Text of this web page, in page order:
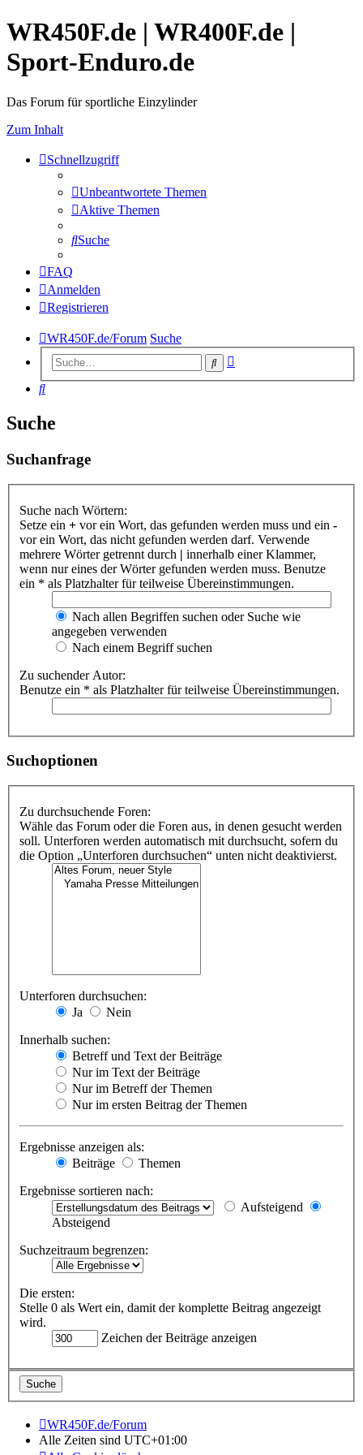
WR450F.de | WR400F.de |
Sport-Enduro.de
Das Forum für sportliche Einzylinder
Zum Inhalt
Schnellzugriff
Unbeantwortete Themen
Aktive Themen
Suche
FAQ
Anmelden
Registrieren
WR450F.de/Forum Suche
Suche
Suche
Suche
Suchanfrage
Suche nach Wörtern:
Setze ein + vor ein Wort, das gefunden werden muss und ein -
vor ein Wort, das nicht gefunden werden darf. Verwende
mehrere Wörter getrennt durch | innerhalb einer Klammer,
wenn nur eines der Wörter gefunden werden muss. Benutze
ein * als Platzhalter für teilweise Übereinstimmungen.
Nach allen Begriffen suchen oder Suche wie
angegeben verwenden
Nach einem Begriff suchen
Zu suchender Autor:
Benutze ein * als Platzhalter für teilweise Übereinstimmungen.
Suchoptionen
Zu durchsuchende Foren:
Wähle das Forum oder die Foren aus, in denen gesucht werden
soll. Unterforen werden automatisch mit durchsucht, sofern du
die Option „Unterforen durchsuchen“ unten nicht deaktivierst.
Unterforen durchsuchen:
Ja
Nein
Innerhalb suchen:
Betreff und Text der Beiträge
Nur im Text der Beiträge
Nur im Betreff der Themen
Nur im ersten Beitrag der Themen
Ergebnisse anzeigen als:
Beiträge
Themen
Ergebnisse sortieren nach:
Aufsteigend
Absteigend
Suchzeitraum begrenzen:
Die ersten:
Stelle 0 als Wert ein, damit der komplette Beitrag angezeigt
wird.
Zeichen der Beiträge anzeigen
WR450F.de/Forum
Alle Zeiten sind UTC+01:00